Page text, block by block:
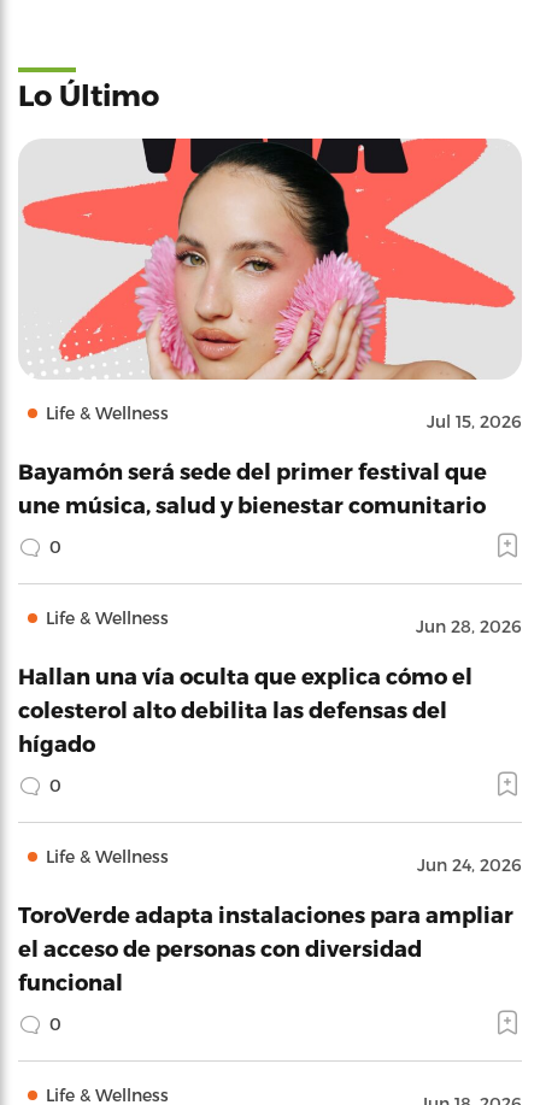
Lo Último
Life & Wellness Jul 15, 2026
Bayamón será sede del primer festival que
une música, salud y bienestar comunitario
0
Life & Wellness Jun 28, 2026
Hallan una vía oculta que explica cómo el
colesterol alto debilita las defensas del
hígado
0
Life & Wellness Jun 24, 2026
ToroVerde adapta instalaciones para ampliar
el acceso de personas con diversidad
funcional
0
Life & Wellness